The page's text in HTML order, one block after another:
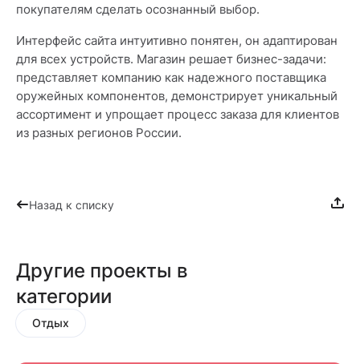
покупателям сделать осознанный выбор.
Интерфейс сайта интуитивно понятен, он адаптирован
для всех устройств. Магазин решает бизнес-задачи:
представляет компанию как надежного поставщика
оружейных компонентов, демонстрирует уникальный
ассортимент и упрощает процесс заказа для клиентов
из разных регионов России.
Назад к списку
Другие проекты в
категории
Отдых